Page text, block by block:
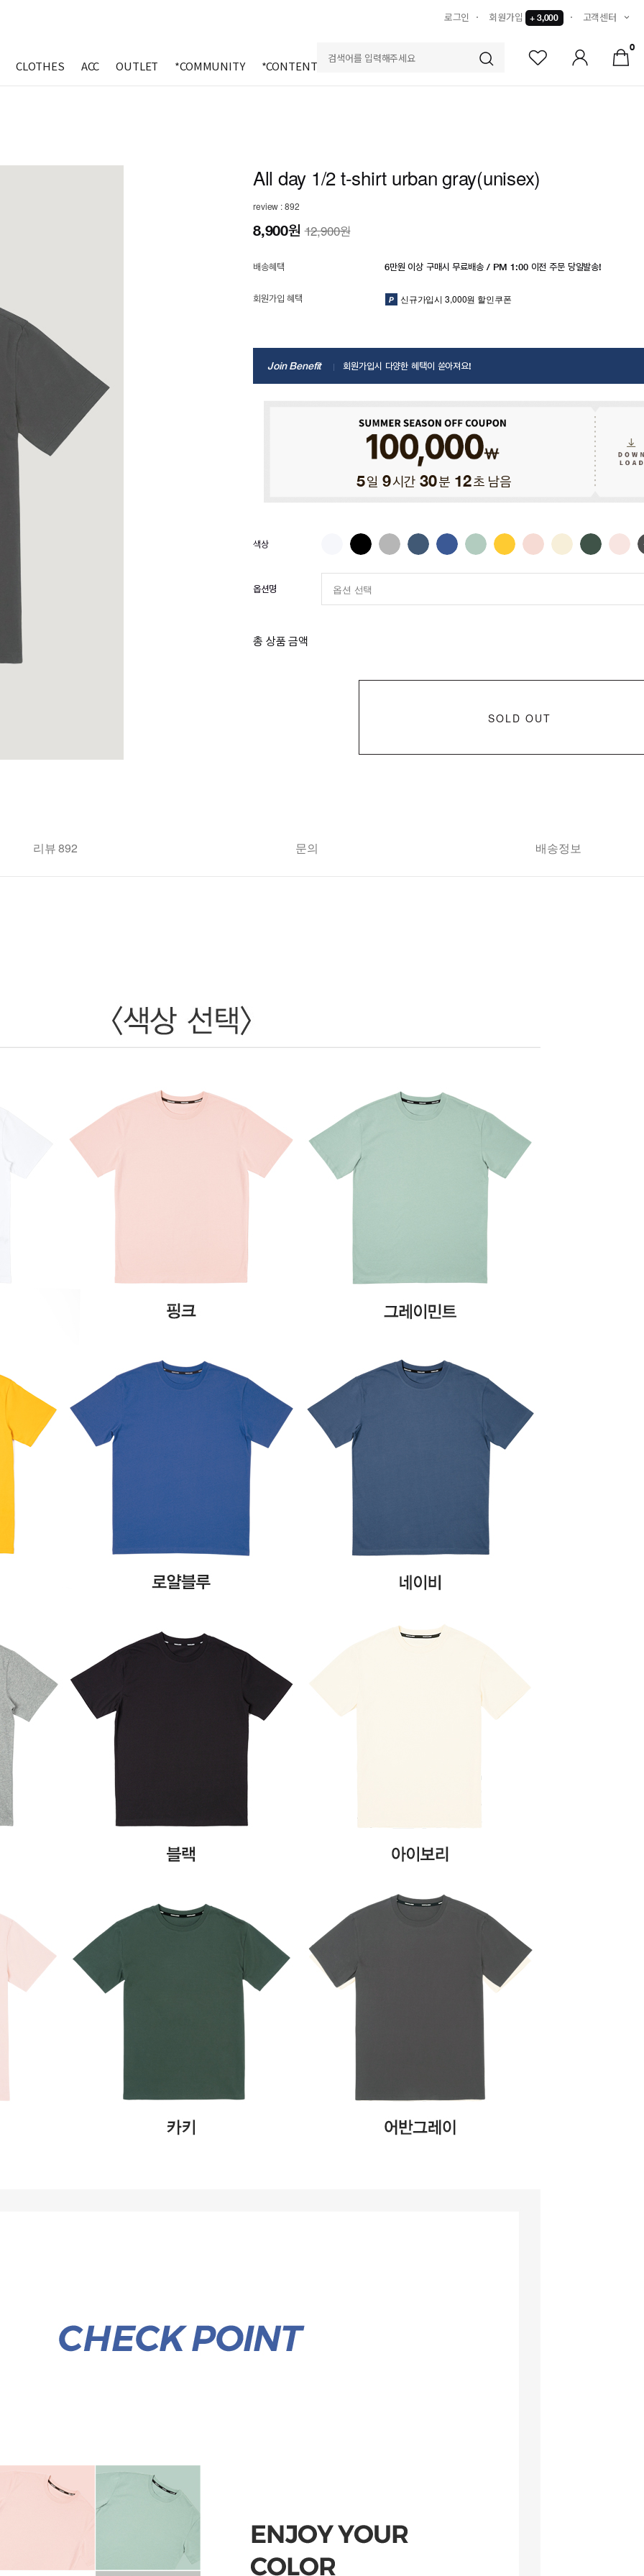
로그인 회원가입 + 3,000 고객센터
CLOTHES ACC OUTLET *COMMUNITY *CONTENTS
0
All day 1/2 t-shirt urban gray(unisex)
review : 892
8,900원12,900원
배송혜택 6만원 이상 구매시 무료배송 / PM 1:00 이전 주문 당일발송!
회원가입 혜택 신규가입시 3,000원 할인쿠폰
Join Benefit 회원가입시 다양한 혜택이 쏟아져요!
5일 9시간 30분 11초 남음
옵션명
총 상품 금액
SOLD OUT
리뷰 892 문의 배송정보